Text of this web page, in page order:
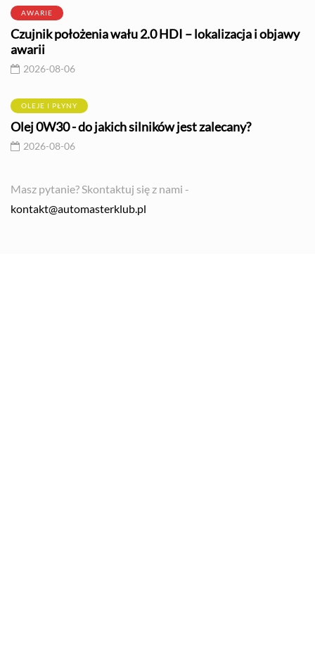
AWARIE
Czujnik położenia wału 2.0 HDI – lokalizacja i objawy
awarii
2026-08-06
OLEJE I PŁYNY
Olej 0W30 - do jakich silników jest zalecany?
2026-08-06
Masz pytanie? Skontaktuj się z nami -
kontakt@automasterklub.pl